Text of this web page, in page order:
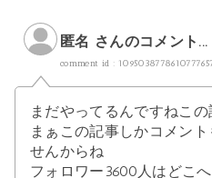
匿名 さんのコメント...
comment id :
まだやってるんですねこの
まぁこの記事しかコメン
せんからね
フォロワー3600人はどこ